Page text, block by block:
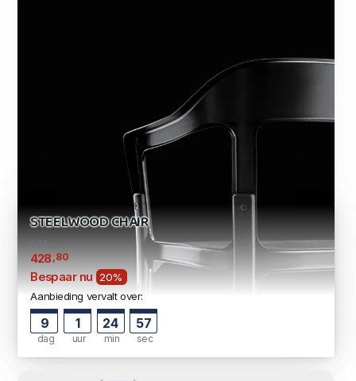
STEELWOOD CHAIR
536,-
428,80
Bespaar nu 20%
Aanbieding vervalt over:
9
dag
1
uur
24
min
57
sec